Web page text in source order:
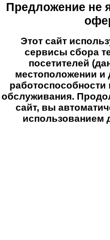
Предложение не
Этот сайт
сервисы сбора
посетителей
местоположении и
работоспособности
обслуживания.
сайт, вы
использованием